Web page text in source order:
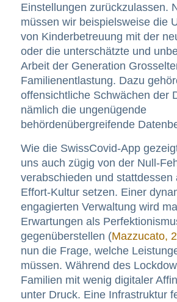
Einstellungen zurückzulassen.
müssen wir beispielsweise die
von Kinderbetreuung mit der
oder die unterschätzte und
Arbeit der Generation
Familienentlastung. Dazu
offensichtliche Schwächen der
nämlich die ungenügende
behördenübergreifende
Wie die SwissCovid-App
uns auch zügig von der Null-
verabschieden und stattdessen
Effort-Kultur setzen. Einer
engagierten Verwaltung wird
Erwartungen als
gegenüberstellen (Mazzucato,
nun die Frage, welche
müssen. Während des
Familien mit wenig digitaler
unter Druck. Eine Infrastruktur